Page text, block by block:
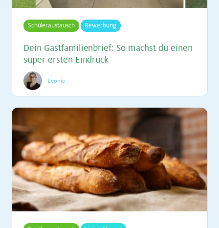
Schüleraustausch Bewerbung
Dein Gast­fa­mi­li­en­brief: So machst du ei­nen
su­per ers­ten Ein­druck
Leonie